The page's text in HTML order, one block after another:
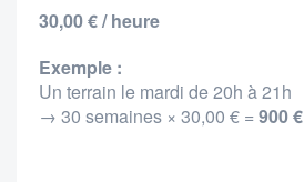
30,00 € / heure
Exemple :
Un terrain le mardi de 20h à 21h
→ 30 semaines × 30,00 € =900 €